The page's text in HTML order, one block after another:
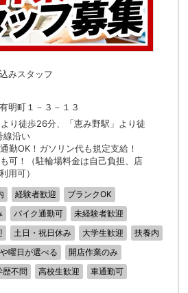
みスタッフ
明町１－３－１３
り徒歩26分、「恵み野駅」より徒
線沿い
勤OK！ガソリン代も規定支給！
可！（駐輪場料金は自己負担、店
用可）
経験者歓迎
ブランクOK
バイク通勤可
未経験者歓迎
土日・祝日休み 大学生歓迎
扶養内
曜日が選べる
開店作業のみ
歴不問 高校生歓迎
車通勤可